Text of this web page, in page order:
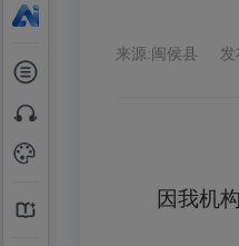
来源:闽侯县 发
因我机